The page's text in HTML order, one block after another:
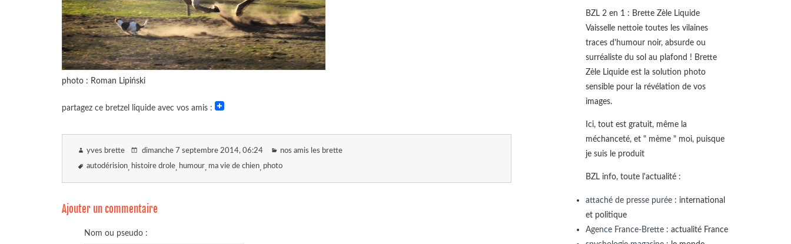
photo : Roman Lipiński
partagez ce bretzel liquide avec vos amis :
yves brette dimanche 7 septembre 2014, 06:24 nos amis les brette
autodérision histoire drole humour ma vie de chien photo
Ajouter un commentaire
Nom ou pseudo :
BZL 2 en 1 : Brette Zèle Liquide
Vaisselle nettoie toutes les vilaines
traces d'humour noir, absurde ou
surréaliste du sol au plafond ! Brette
Zèle Liquide est la solution photo
sensible pour la révélation de vos
images.
Ici, tout est gratuit, même la
méchanceté, et " mème " moi, puisque
je suis le produit
BZL info, toute l'actualité :
attaché de presse purée : international
et politique
Agence France-Brette : actualité France